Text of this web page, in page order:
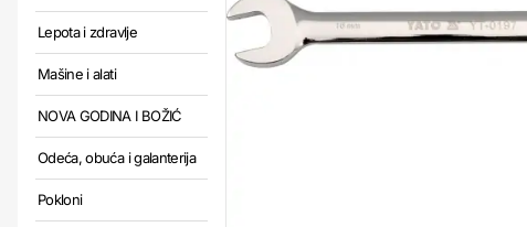
Lepota i zdravlje
Mašine i alati
NOVA GODINA I BOŽIĆ
Odeća, obuća i galanterija
Pokloni